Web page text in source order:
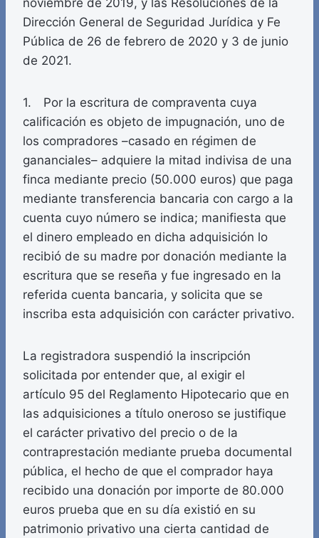
noviembre de 2019, y las Resoluciones de la
Dirección General de Seguridad Jurídica y Fe
Pública de 26 de febrero de 2020 y 3 de junio
de 2021.
1. Por la escritura de compraventa cuya
calificación es objeto de impugnación, uno de
los compradores –casado en régimen de
gananciales– adquiere la mitad indivisa de una
finca mediante precio (50.000 euros) que paga
mediante transferencia bancaria con cargo a la
cuenta cuyo número se indica; manifiesta que
el dinero empleado en dicha adquisición lo
recibió de su madre por donación mediante la
escritura que se reseña y fue ingresado en la
referida cuenta bancaria, y solicita que se
inscriba esta adquisición con carácter privativo.
La registradora suspendió la inscripción
solicitada por entender que, al exigir el
artículo 95 del Reglamento Hipotecario que en
las adquisiciones a título oneroso se justifique
el carácter privativo del precio o de la
contraprestación mediante prueba documental
pública, el hecho de que el comprador haya
recibido una donación por importe de 80.000
euros prueba que en su día existió en su
patrimonio privativo una cierta cantidad de